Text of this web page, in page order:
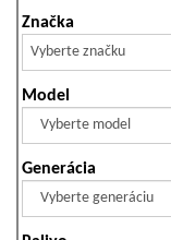
Značka
Vyberte značku
Model
Generácia